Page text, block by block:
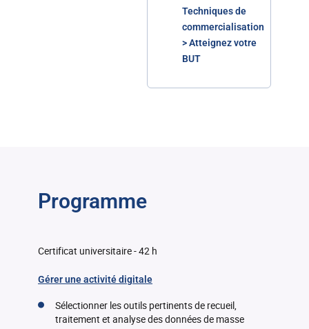
Techniques de
commercialisation
> Atteignez votre
BUT
Programme
Certificat universitaire - 42 h
Gérer une activité digitale
Sélectionner les outils pertinents de recueil,
traitement et analyse des données de masse